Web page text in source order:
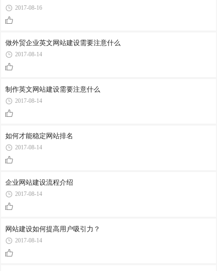
2017-08-16
做外贸企业英文网站建设需要注意什么
2017-08-14
制作英文网站建设需要注意什么
2017-08-14
如何才能稳定网站排名
2017-08-14
企业网站建设流程介绍
2017-08-14
网站建设如何提高用户吸引力？
2017-08-14